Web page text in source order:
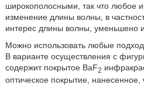
широкополосными, так что любое
изменение длины волны, в
интерес длины волны, уменьшено
Можно использовать любые
В варианте осуществления с
содержит покрытое BaF2
оптическое покрытие,